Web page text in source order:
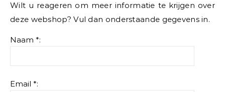
Wilt u reageren om meer informatie te krijgen over
deze webshop? Vul dan onderstaande gegevens in.
Naam *:
Email *: